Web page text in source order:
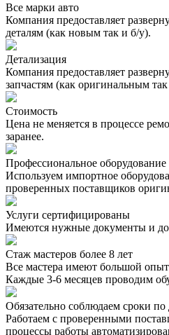
Все марки авто
Компания предоставляет
деталям (как новым так и б/у).
Детализация
Компания предоставляет
запчастям (как оригинальным
Стоимость
Цена не меняется в процессе
заранее.
Профессиональное оборудование
Используем импортное
проверенных поставщиков
Услуги сертифицированы
Имеются нужные документы и
Стаж мастеров более 8 лет
Все мастера имеют большой
Каждые 3-6 месяцев проводим
Обязательно соблюдаем сроки по
Работаем с проверенными
процессы работы